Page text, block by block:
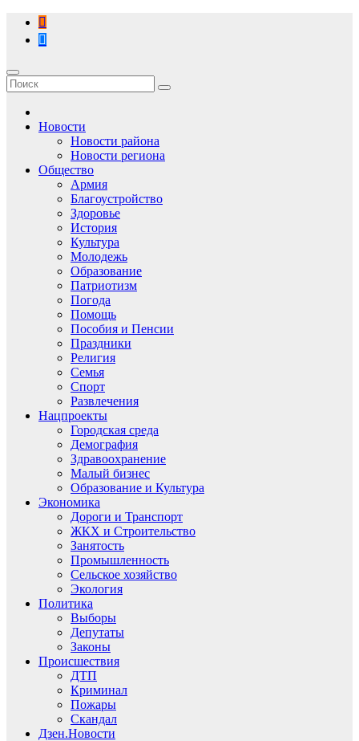
Перейти
содержимому
Новости
Новости района
Новости региона
Общество
Армия
Благоустройство
Здоровье
История
Культура
Молодежь
Образование
Патриотизм
Погода
Помощь
Пособия и Пенсии
Праздники
Религия
Семья
Спорт
Развлечения
Нацпроекты
Городская среда
Демография
Здравоохранение
Малый бизнес
Образование и Культура
Экономика
Дороги и Транспорт
ЖКХ и Строительство
Занятость
Промышленность
Сельское хозяйство
Экология
Политика
Выборы
Депутаты
Законы
Происшествия
ДТП
Криминал
Пожары
Скандал
Дзен.Новости